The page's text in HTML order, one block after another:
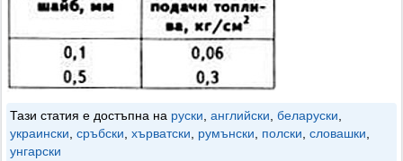
Тази статия е достъпна на руски английски беларуски
украински сръбски хърватски румънски полски словашки
унгарски